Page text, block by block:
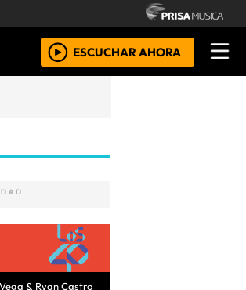
ESCUCHAR AHORA
& Ryan Castro